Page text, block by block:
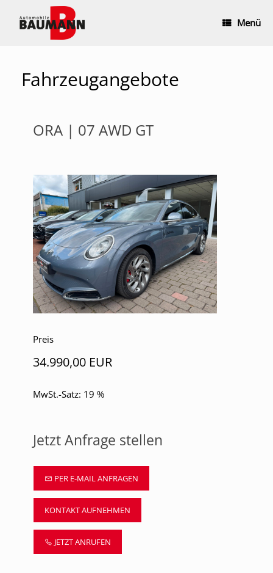
Inhalt
springen
Menü
Fahrzeugangebote
ORA | 07 AWD GT
Preis
34.990,00 EUR
MwSt.-Satz: 19 %
Jetzt Anfrage stellen
PER E-MAIL ANFRAGEN
KONTAKT AUFNEHMEN
JETZT ANRUFEN